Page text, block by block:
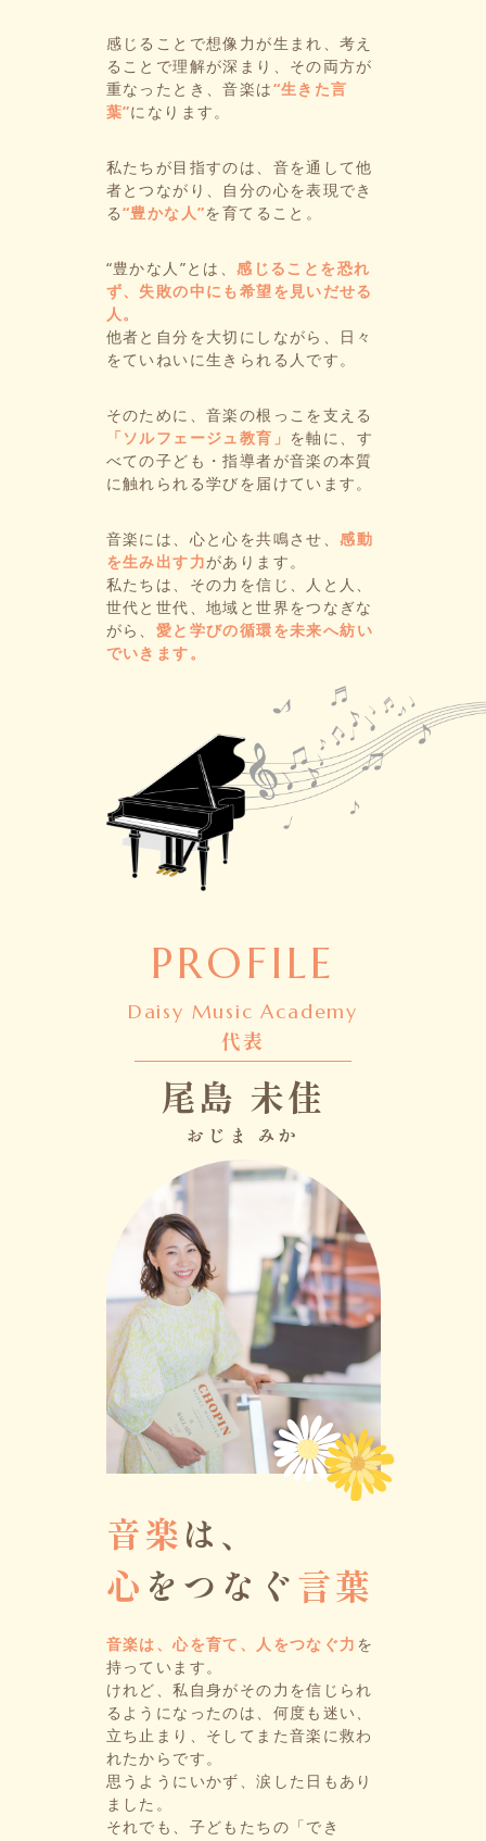
感じることで想像力が生まれ、考え
ることで理解が深まり、その両方が
重なったとき、音楽は“生きた言
葉”になります。
私たちが目指すのは、音を通して他
者とつながり、自分の心を表現でき
る“豊かな人”を育てること。
“豊かな人”とは、感じることを恐れ
ず、失敗の中にも希望を見いだせる
人。
他者と自分を大切にしながら、日々
をていねいに生きられる人です。
そのために、音楽の根っこを支える
「ソルフェージュ教育」 を軸に、す
べての子ども・指導者が音楽の本質
に触れられる学びを届けています。
音楽には、心と心を共鳴させ、感動
を生み出す力があります。
私たちは、その力を信じ、人と人、
世代と世代、地域と世界をつなぎな
がら、 愛と学びの循環を未来へ紡い
でいきます。
PROFILE
Daisy Music Academy
代表
尾島 未佳
おじま みか
音楽は、
心 をつなぐ言葉
音楽は、心を育て、人をつなぐ力 を
持っています。
けれど、私自身がその力を信じられ
るようになったのは、何度も迷い、
立ち止まり、そしてまた音楽に救わ
れたからです。
思うようにいかず、涙した日もあり
ました。
それでも、子どもたちの「でき